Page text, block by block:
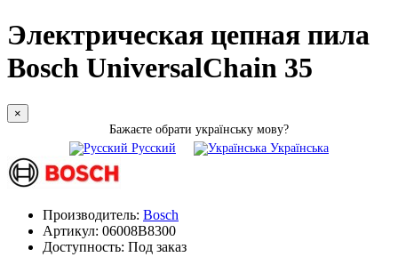
Электрическая цепная пила
Bosch UniversalChain 35
×
Бажаєте обрати українську мову?
Русский
Українська
Производитель: Bosch
Артикул: 06008B8300
Доступность: Под заказ